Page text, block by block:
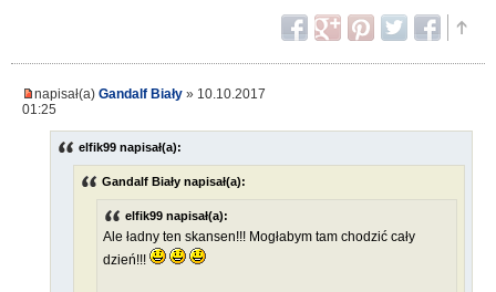
napisał(a) Gandalf Biały » 10.10.2017
01:25
elfik99 napisał(a):
Gandalf Biały napisał(a):
elfik99 napisał(a):
Ale ładny ten skansen!!! Mogłabym tam chodzić cały
dzień!!!